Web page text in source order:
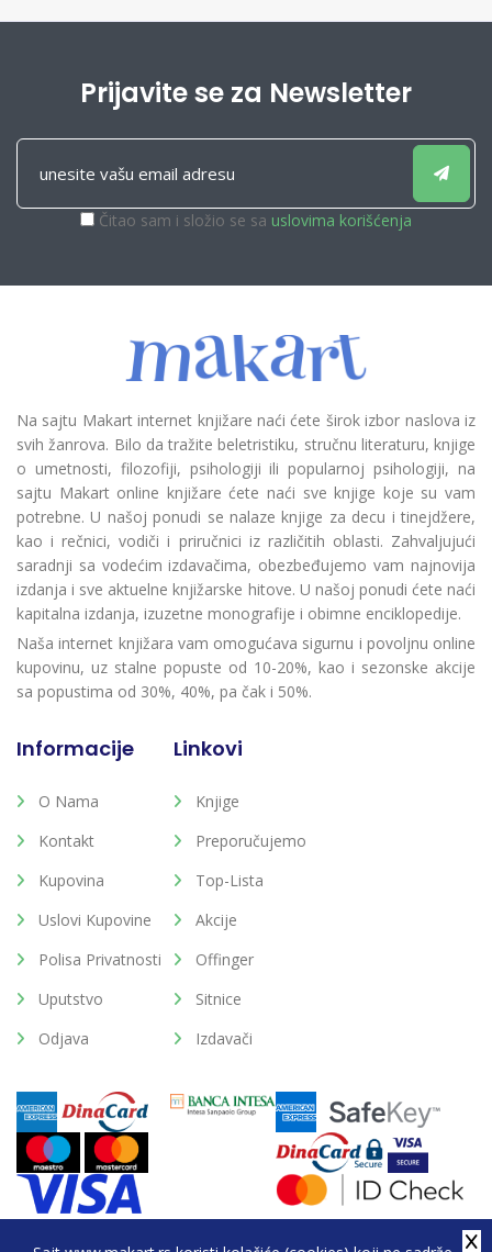
Prijavite se za Newsletter
Čitao sam i složio se sa uslovima korišćenja
Na sajtu Makart internet knjižare naći ćete širok izbor naslova iz
svih žanrova. Bilo da tražite beletristiku, stručnu literaturu, knjige
o umetnosti, filozofiji, psihologiji ili popularnoj psihologiji, na
sajtu Makart online knjižare ćete naći sve knjige koje su vam
potrebne. U našoj ponudi se nalaze knjige za decu i tinejdžere,
kao i rečnici, vodiči i priručnici iz različitih oblasti. Zahvaljujući
saradnji sa vodećim izdavačima, obezbeđujemo vam najnovija
izdanja i sve aktuelne knjižarske hitove. U našoj ponudi ćete naći
kapitalna izdanja, izuzetne monografije i obimne enciklopedije.
Naša internet knjižara vam omogućava sigurnu i povoljnu online
kupovinu, uz stalne popuste od 10-20%, kao i sezonske akcije
sa popustima od 30%, 40%, pa čak i 50%.
Informacije
O Nama
Kontakt
Kupovina
Uslovi Kupovine
Polisa Privatnosti
Uputstvo
Odjava
Linkovi
Knjige
Preporučujemo
Top-Lista
Akcije
Offinger
Sitnice
Izdavači